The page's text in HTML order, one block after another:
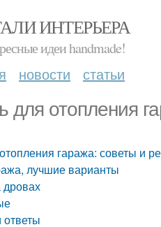
ИНТЕРЬЕРА
идеи handmade!
новости статьи
для отопления
гаража: советы и
лучшие варианты
дровах